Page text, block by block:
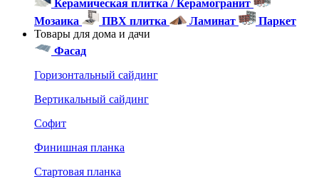
Керамическая плитка / Керамогранит
Мозаика
ПВХ плитка Ламинат
Паркет
Товары для дома и дачи
Фасад
Горизонтальный сайдинг
Вертикальный сайдинг
Софит
Финишная планка
Стартовая планка